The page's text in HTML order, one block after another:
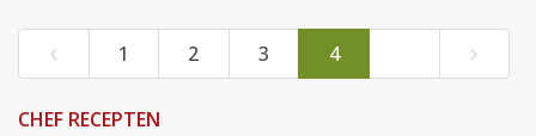
‹ 1 2 3 4 ›
CHEF RECEPTEN